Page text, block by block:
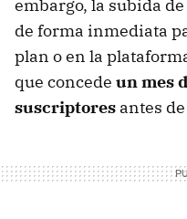
embargo, la subida
de forma inmediata
plan o en la
que concede un mes
suscriptores antes